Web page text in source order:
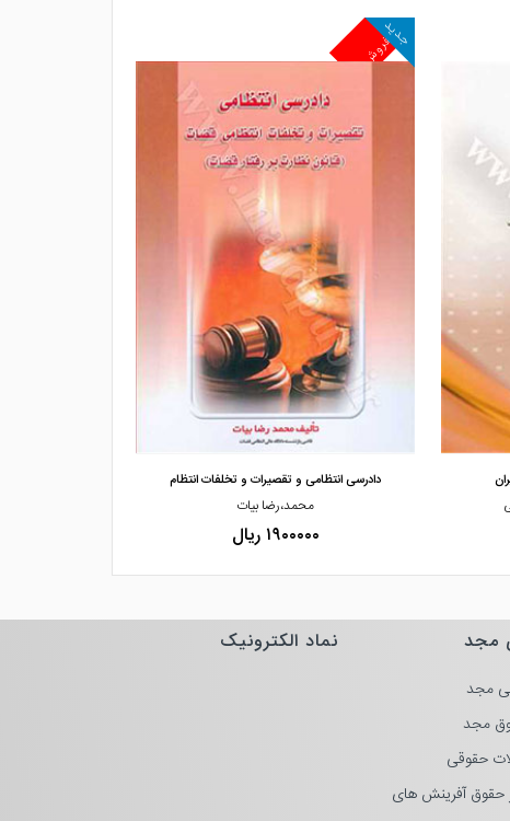
مشاهده و خرید
پرفروش
جدید
دادرسی انتظامی و تقصیرات و تخلفات انتظام
محمد،رضا بیات
۱۹۰۰۰۰۰ ریال
مجد
مجد
مجد
حقوقی
حقوق آفرینش های
نماد الکترونیک